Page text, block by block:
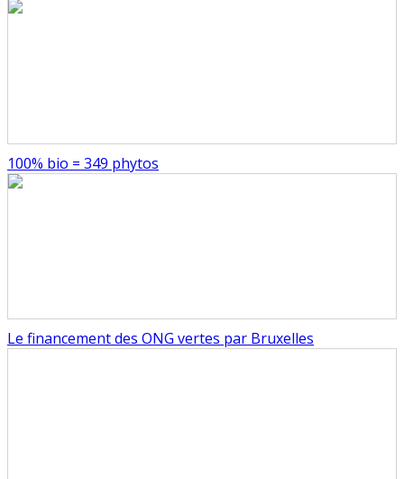
100% bio = 349 phytos
Le financement des ONG vertes par Bruxelles